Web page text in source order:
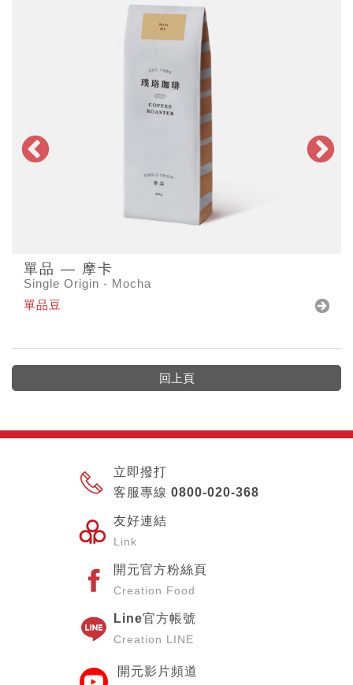
單品 — 摩卡
Single Origin - Mocha
單品豆
回上頁
立即撥打
客服專線 0800-020-368
友好連結
Link
開元官方粉絲頁
Creation Food
Line官方帳號
Creation LINE
開元影片頻道